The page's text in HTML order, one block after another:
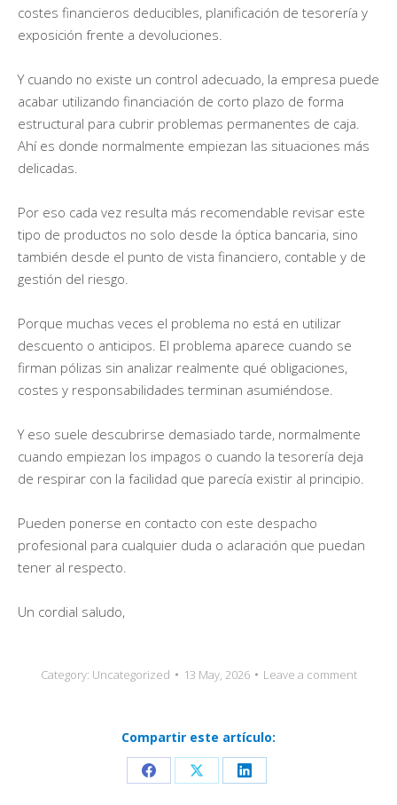
costes financieros deducibles, planificación de tesorería y
exposición frente a devoluciones.
Y cuando no existe un control adecuado, la empresa puede
acabar utilizando financiación de corto plazo de forma
estructural para cubrir problemas permanentes de caja.
Ahí es donde normalmente empiezan las situaciones más
delicadas.
Por eso cada vez resulta más recomendable revisar este
tipo de productos no solo desde la óptica bancaria, sino
también desde el punto de vista financiero, contable y de
gestión del riesgo.
Porque muchas veces el problema no está en utilizar
descuento o anticipos. El problema aparece cuando se
firman pólizas sin analizar realmente qué obligaciones,
costes y responsabilidades terminan asumiéndose.
Y eso suele descubrirse demasiado tarde, normalmente
cuando empiezan los impagos o cuando la tesorería deja
de respirar con la facilidad que parecía existir al principio.
Pueden ponerse en contacto con este despacho
profesional para cualquier duda o aclaración que puedan
tener al respecto.
Un cordial saludo,
Category: Uncategorized 13 May, 2026 Leave a comment
Compartir este artículo:
Share Share Share